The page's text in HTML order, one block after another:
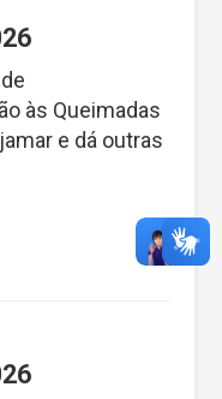
às Queimadas
e dá outras